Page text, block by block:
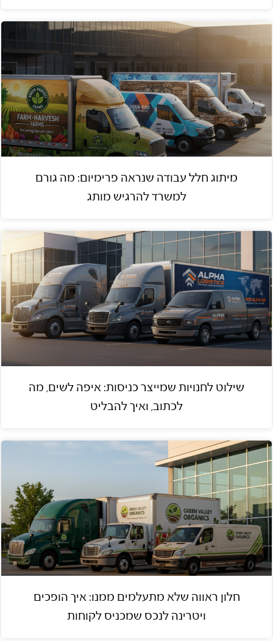
מיתוג חלל עבודה שנראה פרימיום: מה גורם
למשרד להרגיש מותג
שילוט לחנויות שמייצר כניסות: איפה לשים, מה
לכתוב, ואיך להבליט
חלון ראווה שלא מתעלמים ממנו: איך הופכים
ויטרינה לנכס שמכניס לקוחות